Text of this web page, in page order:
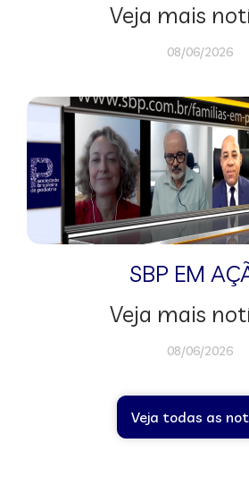
Veja mais
08/06/2026
SBP EM
Veja mais
08/06/2026
Veja todas as